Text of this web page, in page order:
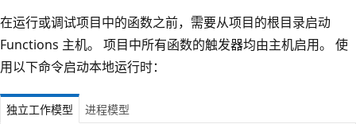
在运行或调试项目中的函数之前，需要从项目的根目录启动
Functions 主机。 项目中所有函数的触发器均由主机启用。 使
用以下命令启动本地运行时：
独立工作模型 进程模型